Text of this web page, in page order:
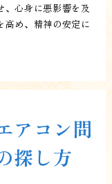
、心身に悪影響を及
高め、精神の安定に
アコン問
探し方